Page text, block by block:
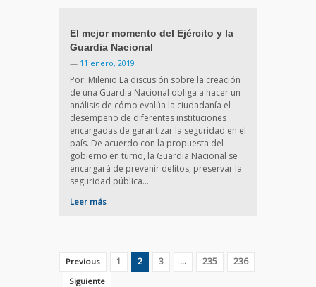
El mejor momento del Ejército y la
Guardia Nacional
— 11 enero, 2019
Por: Milenio La discusión sobre la creación
de una Guardia Nacional obliga a hacer un
análisis de cómo evalúa la ciudadanía el
desempeño de diferentes instituciones
encargadas de garantizar la seguridad en el
país. De acuerdo con la propuesta del
gobierno en turno, la Guardia Nacional se
encargará de prevenir delitos, preservar la
seguridad pública…
Leer más
Previous 1 2 3 … 235 236
Siguiente